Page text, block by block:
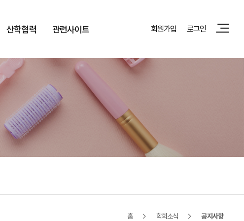
산학협력 관련사이트 회원가입 로그인
홈 학회소식 공지사항